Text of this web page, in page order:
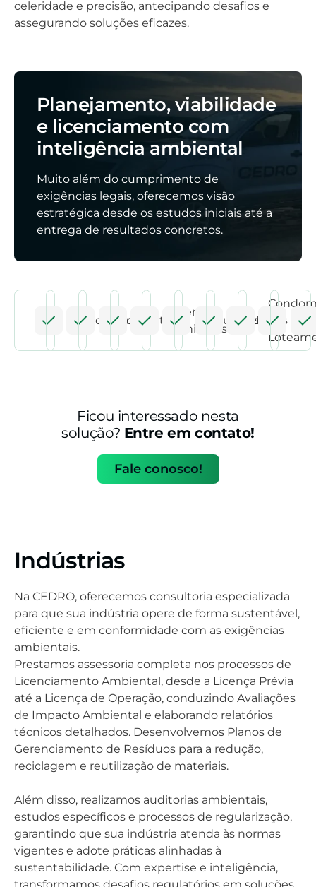
celeridade e precisão, antecipando desafios e
assegurando soluções eficazes.
Planejamento, viabilidade
e licenciamento com
inteligência ambiental
Muito além do cumprimento de
exigências legais, oferecemos visão
estratégica desde os estudos iniciais até a
entrega de resultados concretos.
Aeroportos
FerroviasPortos
Aterros
Sanitários
IndústriasRodovias
e
Ficou interessado nesta
solução? Entre em contato!
Fale conosco!
Indústrias
Na CEDRO, oferecemos consultoria especializada
para que sua indústria opere de forma sustentável,
eficiente e em conformidade com as exigências
ambientais.
Prestamos assessoria completa nos processos de
Licenciamento Ambiental, desde a Licença Prévia
até a Licença de Operação, conduzindo Avaliações
de Impacto Ambiental e elaborando relatórios
técnicos detalhados. Desenvolvemos Planos de
Gerenciamento de Resíduos para a redução,
reciclagem e reutilização de materiais.
Além disso, realizamos auditorias ambientais,
estudos específicos e processos de regularização,
garantindo que sua indústria atenda às normas
vigentes e adote práticas alinhadas à
sustentabilidade. Com expertise e inteligência,